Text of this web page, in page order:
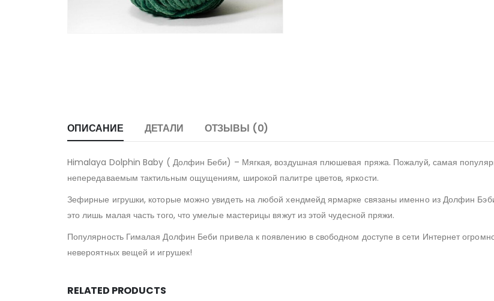
ОПИСАНИЕ ДЕТАЛИ ОТЗЫВЫ (0)
Himalaya Dolphin Baby ( Долфин Беби) – Мягкая, воздушная плюшевая пряжа. Пожалуй, самая
непередаваемым тактильным ощущениям, широкой палитре цветов, яркости.
Зефирные игрушки, которые можно увидеть на любой хендмейд ярмарке связаны именно из Долфин
это лишь малая часть того, что умелые мастерицы вяжут из этой чудесной пряжи.
Популярность Гималая Долфин Беби привела к появлению в свободном доступе в сети Интернет
невероятных вещей и игрушек!
RELATED PRODUCTS